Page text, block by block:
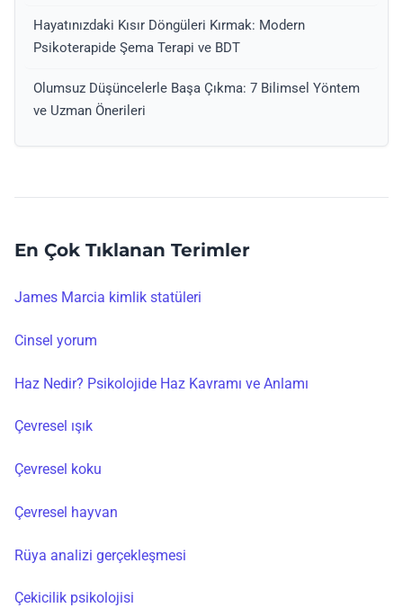
Hayatınızdaki Kısır Döngüleri Kırmak: Modern
Psikoterapide Şema Terapi ve BDT
Olumsuz Düşüncelerle Başa Çıkma: 7 Bilimsel Yöntem
ve Uzman Önerileri
En Çok Tıklanan Terimler
James Marcia kimlik statüleri
Cinsel yorum
Haz Nedir? Psikolojide Haz Kavramı ve Anlamı
Çevresel ışık
Çevresel koku
Çevresel hayvan
Rüya analizi gerçekleşmesi
Çekicilik psikolojisi